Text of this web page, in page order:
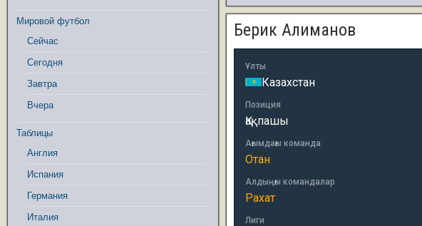
Берик Алиманов
Ұлты
Казахстан
Позиция
Қақпашы
Ағымдағы команда
Отан
Алдыңғы командалар
Рахат
Лиги
Мировой футбол
Сейчас
Сегодня
Завтра
Вчера
Таблицы
Англия
Испания
Германия
Италия